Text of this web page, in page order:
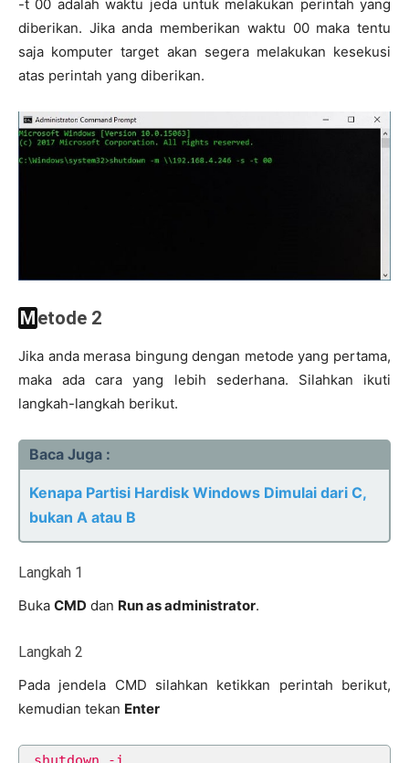
-t 00 adalah waktu jeda untuk melakukan perintah yang
diberikan. Jika anda memberikan waktu 00 maka tentu
saja komputer target akan segera melakukan kesekusi
atas perintah yang diberikan.
Metode 2
Jika anda merasa bingung dengan metode yang pertama,
maka ada cara yang lebih sederhana. Silahkan ikuti
langkah-langkah berikut.
Baca Juga :
Kenapa Partisi Hardisk Windows Dimulai dari C,
bukan A atau B
Langkah 1
Buka CMD dan Run as administrator.
Langkah 2
Pada jendela CMD silahkan ketikkan perintah berikut,
kemudian tekan Enter